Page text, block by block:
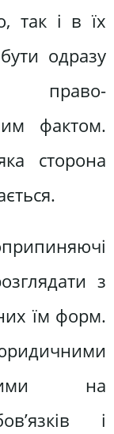
так і в їх
одразу
право-
фактом.
сторона
з
їм форм.
на
і